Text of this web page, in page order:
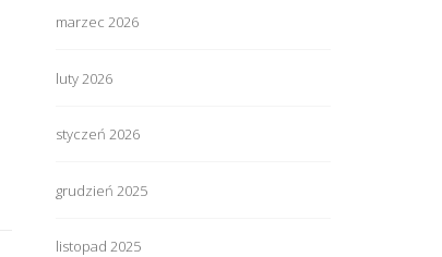
marzec 2026
luty 2026
styczeń 2026
grudzień 2025
listopad 2025